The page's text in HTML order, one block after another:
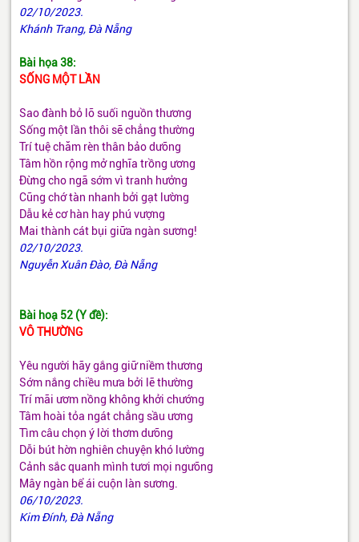
02/10/2023.
Khánh Trang, Đà Nẵng
Bài họa 38:
SỐNG MỘT LẦN
Sao đành bỏ lỡ suối nguồn thương
Sống một lần thôi sẽ chẳng thường
Trí tuệ chăm rèn thân bảo dưỡng
Tâm hồn rộng mở nghĩa trồng ương
Đừng cho ngã sớm vì tranh hưởng
Cũng chớ tàn nhanh bởi gạt lường
Dẫu kẻ cơ hàn hay phú vượng
Mai thành cát bụi giữa ngàn sương!
02/10/2023.
Nguyễn Xuân Đào, Đà Nẵng
Bài hoạ 52 (Y đề):
VÔ THƯỜNG
Yêu người hãy gắng giữ niềm thương
Sớm nắng chiều mưa bởi lẽ thường
Trí mãi ươm nồng không khởi chướng
Tâm hoài tỏa ngát chẳng sầu ương
Tìm câu chọn ý lời thơm dưỡng
Dỗi bút hờn nghiên chuyện khó lường
Cảnh sắc quanh mình tươi mọi ngưỡng
Mây ngàn bể ái cuộn làn sương.
06/10/2023.
Kim Đính, Đà Nẵng